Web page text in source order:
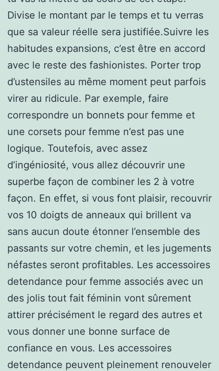
Divise le montant par le temps et tu verras
que sa valeur réelle sera justifiée.Suivre les
habitudes expansions, c’est être en accord
avec le reste des fashionistes. Porter trop
d’ustensiles au même moment peut parfois
virer au ridicule. Par exemple, faire
correspondre un bonnets pour femme et
une corsets pour femme n’est pas une
logique. Toutefois, avec assez
d’ingéniosité, vous allez découvrir une
superbe façon de combiner les 2 à votre
façon. En effet, si vous font plaisir, recouvrir
vos 10 doigts de anneaux qui brillent va
sans aucun doute étonner l’ensemble des
passants sur votre chemin, et les jugements
néfastes seront profitables. Les accessoires
detendance pour femme associés avec un
des jolis tout fait féminin vont sûrement
attirer précisément le regard des autres et
vous donner une bonne surface de
confiance en vous. Les accessoires
detendance peuvent pleinement renouveler